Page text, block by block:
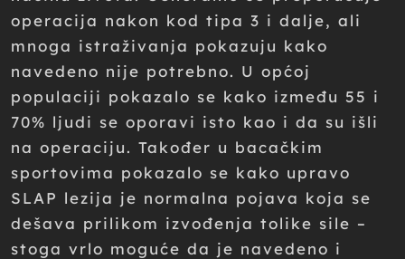
operacija nakon kod tipa 3 i dalje, ali
mnoga istraživanja pokazuju kako
navedeno nije potrebno. U općoj
populaciji pokazalo se kako između 55 i
70% ljudi se oporavi isto kao i da su išli
na operaciju. Također u bacačkim
sportovima pokazalo se kako upravo
SLAP lezija je normalna pojava koja se
dešava prilikom izvođenja tolike sile –
stoga vrlo moguće da je navedeno i